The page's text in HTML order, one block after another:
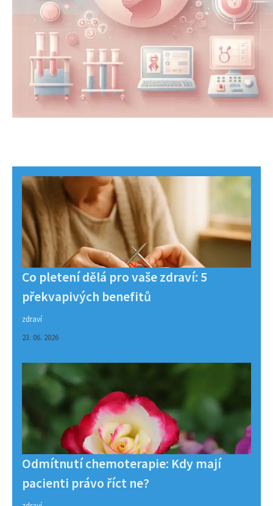
Co pletení dělá pro vaše zdraví: 5
překvapivých benefitů
zdraví
23. 06. 2026
Odmítnutí chemoterapie: Kdy mají
pacienti právo říct ne?